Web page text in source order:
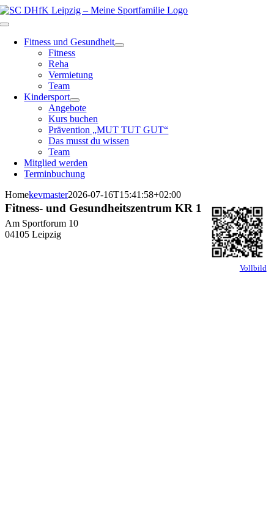
Zum
Inhalt
Toggle
NavigationFitness und Gesundheit
Fitness
Reha
Vermietung
Team
Kindersport
Angebote
Kurs buchen
Prävention „MUT TUT GUT“
Das musst du wissen
Team
Mitglied werden
Terminbuchung
Homekevmaster2026-07-16T15:41:58+02:00
Fitness- und Gesundheitszentrum KR 1
Am Sportforum 10
04105 Leipzig
Vollbild